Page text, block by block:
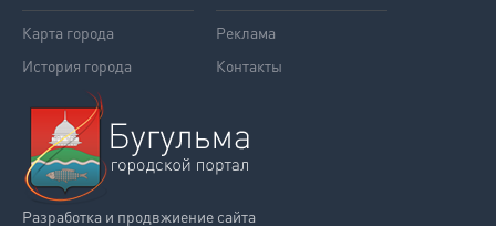
Карта города
История города
Реклама
Контакты
Разработка и продвжиение сайта